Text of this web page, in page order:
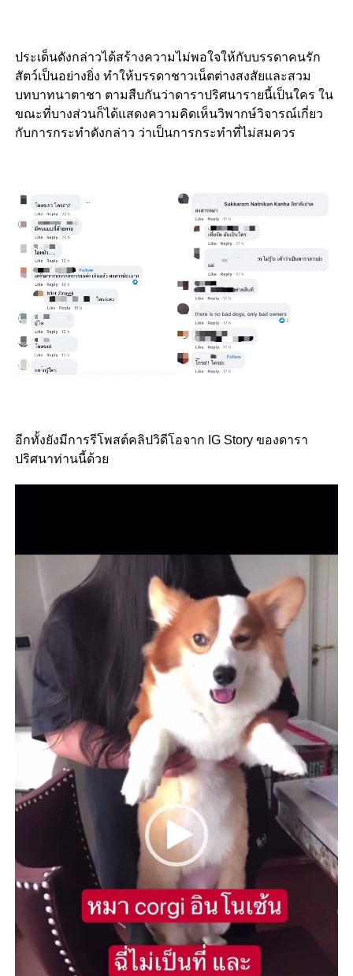
ประเด็นดังกล่าวได้สร้างความไม่พอใจให้กับบรรดาคนรัก
สัตว์เป็นอย่างยิ่ง ทำให้บรรดาชาวเน็ตต่างสงสัยและสวม
บทบาทนาตาชา ตามสืบกันว่าดาราปริศนารายนี้เป็นใคร ใน
ขณะที่บางส่วนก็ได้แสดงความคิดเห็นวิพากษ์วิจารณ์เกี่ยว
กับการกระทำดังกล่าว ว่าเป็นการกระทำที่ไม่สมควร
อีกทั้งยังมีการรีโพสต์คลิปวิดีโอจาก IG Story ของดารา
ปริศนาท่านนี้ด้วย